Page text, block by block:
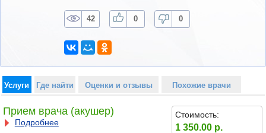
42 0 0
Услуги Где найти Оценки и отзывы Похожие врачи
Прием врача (акушер)
Подробнее
Стоимость:
1 350.00 р.